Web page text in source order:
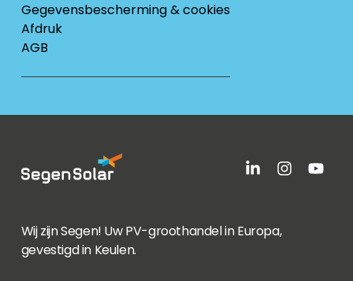
Gegevensbescherming & cookies
Afdruk
AGB
Wij zijn Segen! Uw PV-groothandel in Europa,
gevestigd in Keulen.